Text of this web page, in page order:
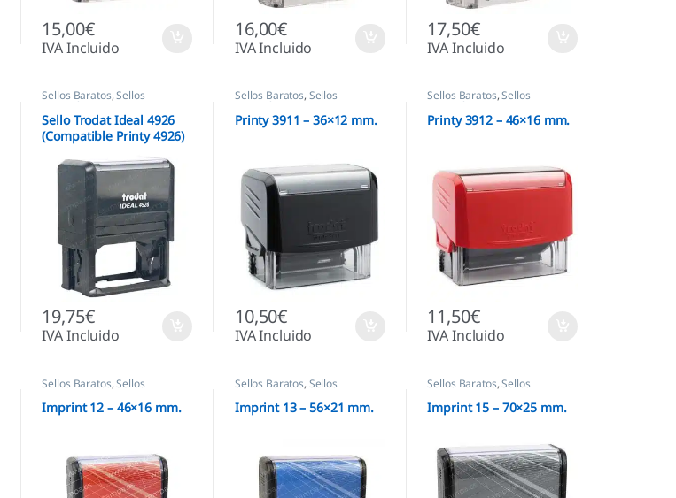
15,00€
IVA Incluido
16,00€
IVA Incluido
17,50€
IVA Incluido
Sellos Baratos,Sellos
Automáticos
Sello Trodat Ideal 4926
(Compatible Printy 4926)
19,75€
IVA Incluido
Sellos Baratos, Sellos
Automáticos
Printy 3911 – 36×12 mm.
10,50€
IVA Incluido
Sellos Baratos,Sellos
Automáticos
Printy 3912 – 46×16 mm.
11,50€
IVA Incluido
Sellos Baratos,Sellos
Sellos empresas
Imprint 12 – 46×16 mm.
Sellos Baratos, Sellos
Sellos empresas
Imprint 13 – 56×21 mm.
Sellos Baratos,Sellos
Sellos empresas
Imprint 15 – 70×25 mm.